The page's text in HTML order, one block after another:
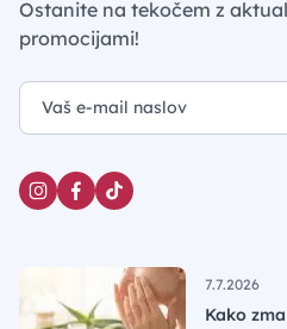
Ostanite na tekočem z
promocijami!
7.7.2026
Kako